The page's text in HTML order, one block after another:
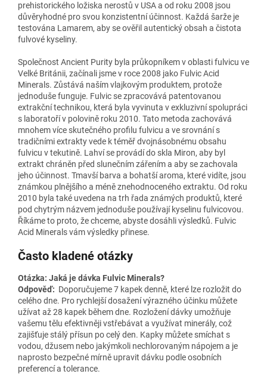
prehistorického ložiska nerostů v USA a od roku 2008 jsou
důvěryhodné pro svou konzistentní účinnost. Každá šarže je
testována Lamarem, aby se ověřil autentický obsah a čistota
fulvové kyseliny.
Společnost Ancient Purity byla průkopníkem v oblasti fulvicu ve
Velké Británii, začínali jsme v roce 2008 jako Fulvic Acid
Minerals. Zůstává naším vlajkovým produktem, protože
jednoduše funguje. Fulvic se zpracovává patentovanou
extrakční technikou, která byla vyvinuta v exkluzivní spolupráci
s laboratoří v polovině roku 2010. Tato metoda zachovává
mnohem více skutečného profilu fulvicu a ve srovnání s
tradičními extrakty vede k téměř dvojnásobnému obsahu
fulvicu v tekutině. Lahví se provádí do skla Miron, aby byl
extrakt chráněn před slunečním zářením a aby se zachovala
jeho účinnost. Tmavší barva a bohatší aroma, které vidíte, jsou
známkou plnějšího a méně znehodnoceného extraktu. Od roku
2010 byla také uvedena na trh řada známých produktů, které
pod chytrým názvem jednoduše používají kyselinu fulvicovou.
Říkáme to proto, že chceme, abyste dosáhli výsledků. Fulvic
Acid Minerals vám výsledky přinese.
Často kladené otázky
Otázka: Jaká je dávka Fulvic Minerals?
Odpověď: Doporučujeme 7 kapek denně, které lze rozložit do
celého dne. Pro rychlejší dosažení výrazného účinku můžete
užívat až 28 kapek během dne. Rozložení dávky umožňuje
vašemu tělu efektivněji vstřebávat a využívat minerály, což
zajišťuje stálý přísun po celý den. Kapky můžete smíchat s
vodou, džusem nebo jakýmkoli nechlorovaným nápojem a je
naprosto bezpečné mírně upravit dávku podle osobních
preferencí a tolerance.